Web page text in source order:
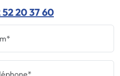
20 37 60